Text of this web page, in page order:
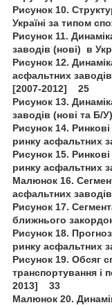
Рисунок 10.
Україні за типом
Рисунок 11.
заводів (нові) в
Рисунок 12.
асфальтних
[2007-2012] 25
Рисунок 13.
заводів (нові та Б/
Рисунок 14.
ринку асфальтних
Рисунок 15.
ринку асфальтних
Малюнок 16.
асфальтних
Рисунок 17.
ближнього
Рисунок 18.
ринку асфальтних
Рисунок 19. Обсяг
транспортування і
2013] 33
Малюнок 20.